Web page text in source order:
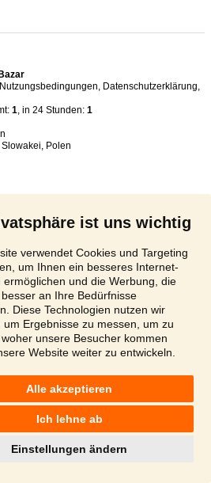
ist uns wichtig
verwendet Cookies und Targeting
um Ihnen ein besseres Internet-
ermöglichen und die Werbung, die
an Ihre Bedürfnisse
Diese Technologien nutzen wir
Ergebnisse zu messen, um zu
unsere Besucher kommen
Website weiter zu entwickeln.
Alle akzeptieren
Ich lehne ab
Einstellungen ändern
Nutzungsbedingungen, Datenschutzerklärung,
1, in 24 Stunden: 1
Slowakei, Polen